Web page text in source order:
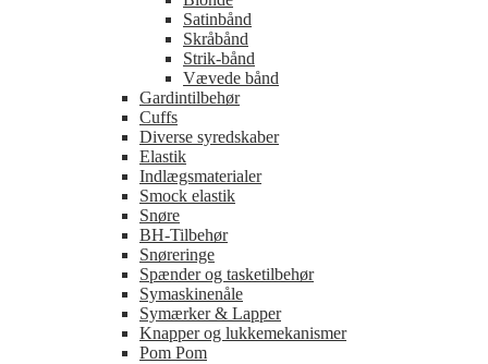
Satinbånd
Skråbånd
Strik-bånd
Vævede bånd
Gardintilbehør
Cuffs
Diverse syredskaber
Elastik
Indlægsmaterialer
Smock elastik
Snøre
BH-Tilbehør
Snøreringe
Spænder og tasketilbehør
Symaskinenåle
Symærker & Lapper
Knapper og lukkemekanismer
Pom Pom